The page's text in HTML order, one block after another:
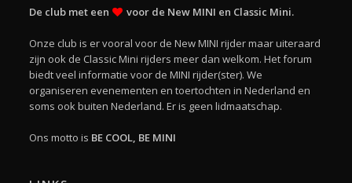
De club met een voor de New MINI en Classic Mini.
Onze club is er vooral voor de New MINI rijder maar uiteraard
zijn ook de Classic Mini rijders meer dan welkom. Het forum
biedt veel informatie voor de MINI rijder(ster). We
organiseren evenementen en toertochten in Nederland en
soms ook buiten Nederland. Er is geen lidmaatschap.
Ons motto is BE COOL, BE MINI